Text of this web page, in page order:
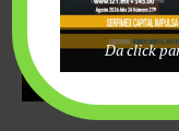
Da click